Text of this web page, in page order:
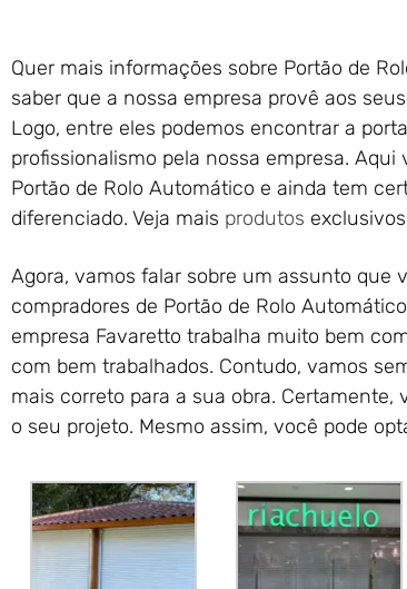
Quer mais informações sobre Portão de
saber que a nossa empresa provê aos
Logo, entre eles podemos encontrar a
profissionalismo pela nossa empresa.
Portão de Rolo Automático e ainda tem
diferenciado. Veja mais produtos
Agora, vamos falar sobre um assunto que
compradores de Portão de Rolo
empresa Favaretto trabalha muito bem
com bem trabalhados. Contudo, vamos
mais correto para a sua obra.
o seu projeto. Mesmo assim, você pode